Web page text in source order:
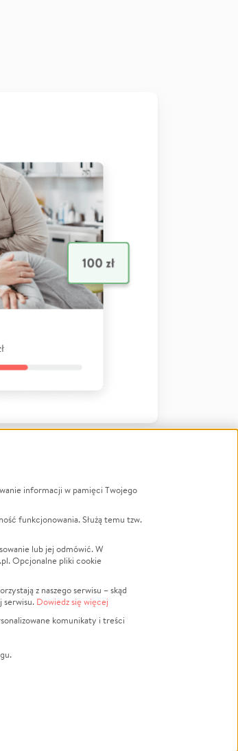
LGBTQ+
Powódź
Wichura
Religia
Edukacja
informacji w pamięci Twojego
funkcjonowania. Służą temu tzw.
lub jej odmówić. W
Opcjonalne pliki cookie
z naszego serwisu – skąd
serwisu. Dowiedz się więcej
komunikaty i treści